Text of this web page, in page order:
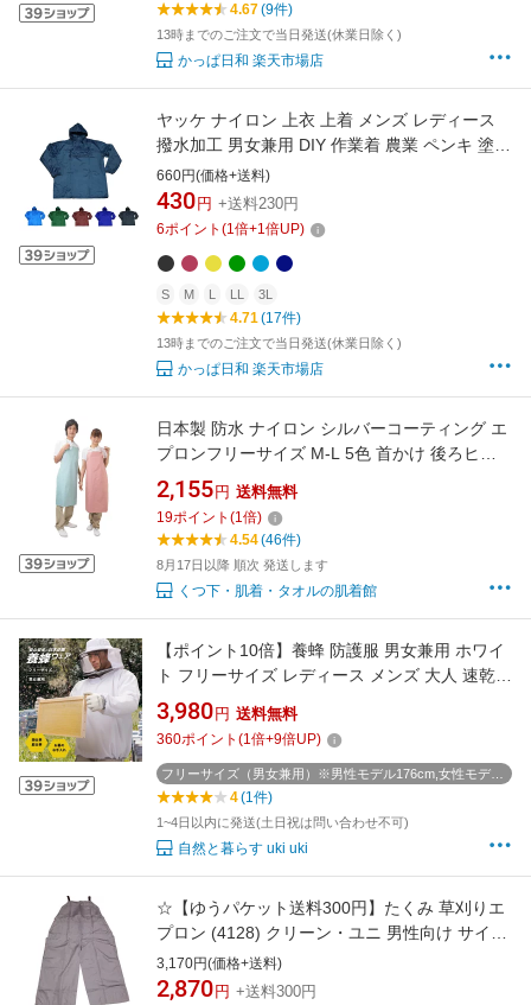
4.67(9件)
13時までのご注文で当日発送(休業日除く)
かっぱ日和 楽天市場店
ヤッケ ナイロン 上衣 上着 メンズ レディース
撥水加工 男女兼用 DIY 作業着 農業 ペンキ 塗装
工場 掃除 上下別売 ナイロンヤッケ 農作業 畑
かっぱ日和 【2着までメール便対応】
660円(価格+送料)
430 円 +送料230円
6ポイント (1倍+1倍UP)
S M L LL 3L
4.71(17件)
13時までのご注文で当日発送(休業日除く)
かっぱ日和 楽天市場店
日本製 防水 ナイロン シルバーコーティング エ
プロンフリーサイズ M-L 5色 首かけ 後ろヒモ
撥水 軽い 軽量 レディース クリニック お弁当屋
美容院 介護 介助 入浴 トリマー ペットサロン
汚れにくい 丈夫 調理 水仕事 前掛け 30代 40代
50代 ギフト 送料無料
2,155 円 送料無料
19ポイント (1倍)
4.54(46件)
8月17日以降 順次 発送します
くつ下・肌着・タオルの肌着館
【ポイント10倍】養蜂 防護服 男女兼用 ホワイ
ト フリーサイズ レディース メンズ 大人 速乾
ガーデニング 畑仕事 ミツバチ 蜂よけ 防虫 虫よ
け ネット 養蜂 お墓参り 蜂 防護服 養蜂ウェア
養蜂家 養蜂服 VG-002
3,980 円 送料無料
360ポイント (1倍+9倍UP)
フリーサイズ（男女兼用）※男性モデル176cm,女性モデル168cm
4(1件)
1~4日以内に発送(土日祝は問い合わせ不可)
自然と暮らす uki uki
☆【ゆうパケット送料300円】たくみ 草刈りエ
プロン (4128) クリーン・ユニ 男性向け サイズ
フリー ポケット付 メンズ 作業着
3,170円(価格+送料)
2,870 円 +送料300円